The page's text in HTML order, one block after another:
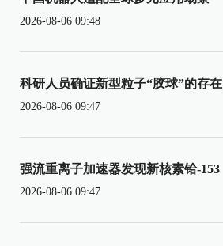
2026-08-06 09:48
科研人员确证新型粒子“胶球”的存在
2026-08-06 09:47
强流重离子加速器发现新核素铪-153
2026-08-06 09:47